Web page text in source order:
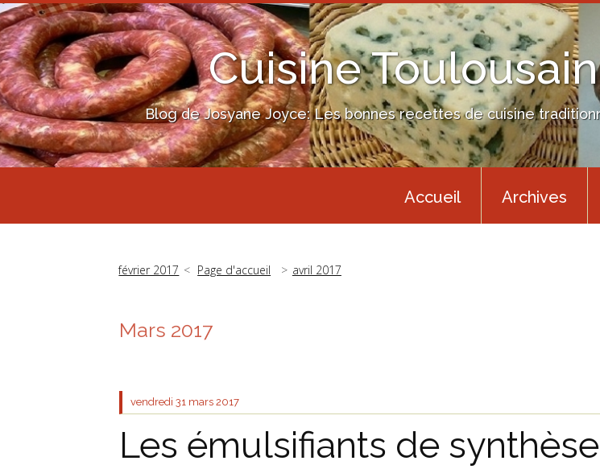
Cuisine
Blog de Josyane Joyce: Les bonnes recettes de cuisine
Accueil Archives
février 2017 Page d'accueil avril 2017
Mars 2017
vendredi 31 mars 2017
Les émulsifiants de synthèse